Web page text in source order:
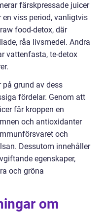
färskpressade juicer
viss period, vanligtvis
food-detox, där
råa livsmedel. Andra
vattenfasta, te-detox
grund av dess
fördelar. Genom att
får kroppen en
och antioxidanter
och
Dessutom innehåller
egenskaper,
och gröna
om